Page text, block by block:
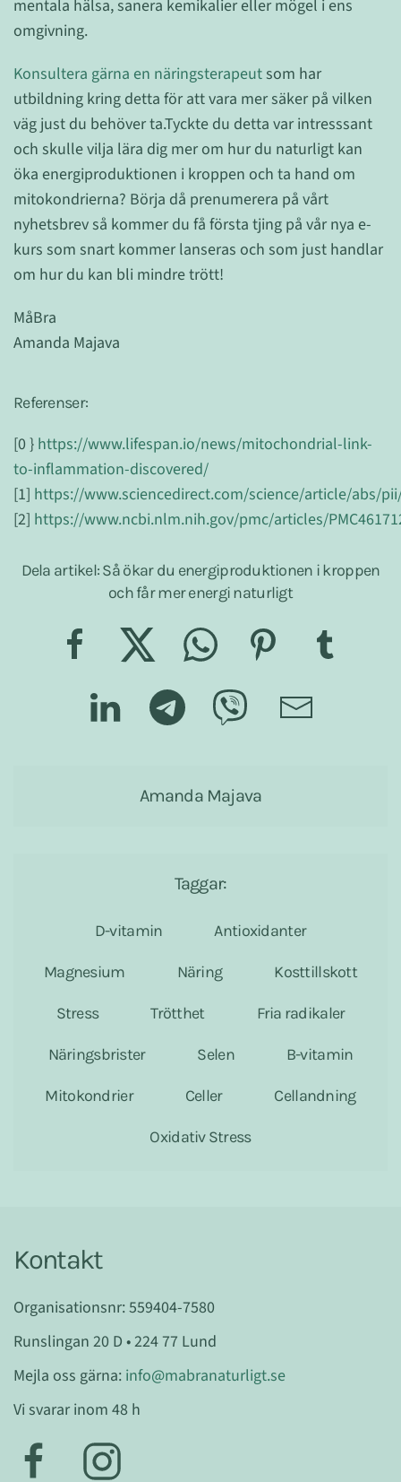
mentala hälsa, sanera kemikalier eller mögel i ens
omgivning.
Konsultera gärna en näringsterapeutsom har
utbildning kring detta för att vara mer säker på vilken
väg just du behöver ta.Tyckte du detta var intresssant
och skulle vilja lära dig mer om hur du naturligt kan
öka energiproduktionen i kroppen och ta hand om
mitokondrierna? Börja då prenumerera på vårt
nyhetsbrev så kommer du få första tjing på vår nya e-
kurs som snart kommer lanseras och som just handlar
om hur du kan bli mindre trött!
MåBra
Amanda Majava
Referenser:
[0 } https://www.lifespan.io/news/mitochondrial-link-
to-inflammation-discovered/
[1] https://www.sciencedirect.com/science/article/abs/
[2] https://www.ncbi.nlm.nih.gov/pmc/articles/
Dela artikel: Så ökar du energiproduktionen i kroppen
och får mer energi naturligt
Amanda Majava
Taggar:
D-vitamin Antioxidanter
Magnesium Näring Kosttillskott
Stress Trötthet Fria radikaler
Näringsbrister Selen B-vitamin
Mitokondrier Celler Cellandning
Oxidativ Stress
Kontakt
Organisationsnr: 559404-7580
Runslingan 20 D • 224 77 Lund
Mejla oss gärna: info@mabranaturligt.se
Vi svarar inom 48 h